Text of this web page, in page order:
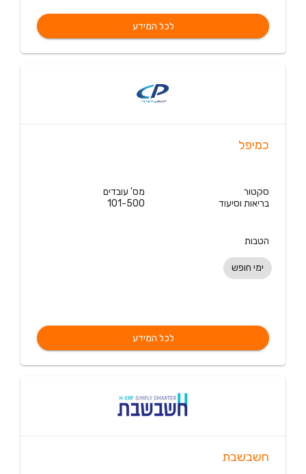
לכל המידע
כמיפל
סקטור
בריאות וסיעוד
מס' עובדים
101-500
הטבות
ימי חופש
לכל המידע
חשבשבת